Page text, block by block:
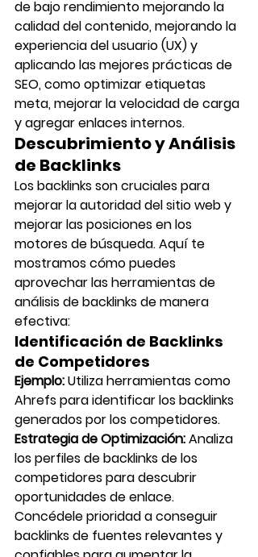
de bajo rendimiento mejorando la
calidad del contenido, mejorando la
experiencia del usuario (UX) y
aplicando las mejores prácticas de
SEO, como optimizar etiquetas
meta, mejorar la velocidad de carga
y agregar enlaces internos.
Descubrimiento y Análisis
de Backlinks
Los backlinks son cruciales para
mejorar la autoridad del sitio web y
mejorar las posiciones en los
motores de búsqueda. Aquí te
mostramos cómo puedes
aprovechar las herramientas de
análisis de backlinks de manera
efectiva:
Identificación de Backlinks
de Competidores
Ejemplo: Utiliza herramientas como
Ahrefs para identificar los backlinks
generados por los competidores.
Estrategia de Optimización: Analiza
los perfiles de backlinks de los
competidores para descubrir
oportunidades de enlace.
Concédele prioridad a conseguir
backlinks de fuentes relevantes y